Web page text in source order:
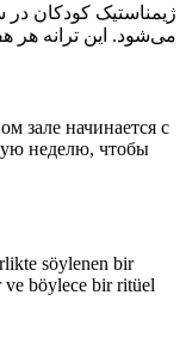
ژیمناستیک کودکان
می‌شود. این ترانه هر
зале начинается с
неделю, чтобы
söylenen bir
ve böylece bir ritüel